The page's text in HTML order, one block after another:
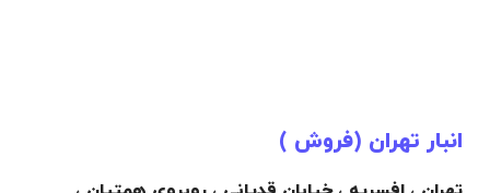
.
.
انبار تهران (فروش )